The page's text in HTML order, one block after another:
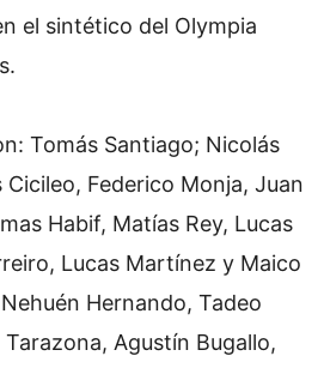
el sintético del Olympia
Tomás Santiago; Nicolás
Cicileo, Federico Monja, Juan
Habif, Matías Rey, Lucas
Lucas Martínez y Maico
Hernando, Tadeo
Agustín Bugallo,